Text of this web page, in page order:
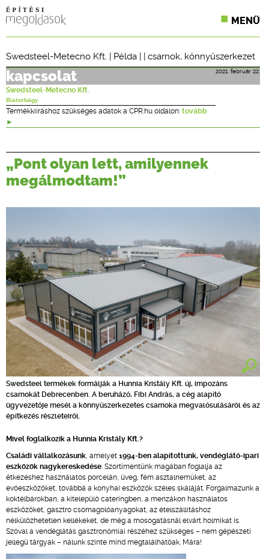
MENÜ
ÉPÍTÉSI JOG
ONLINE KÉPZÉSEK
TERVEZÉSI SEGÉDLETEK
Swedsteel-Metecno Kft. | Példa | | csarnok, könnyűszerkezet
2021. február 22.
kapcsolat
Swedsteel-Metecno Kft.
Biatorbágy
Termékkiíráshoz szükséges adatok a CPR.hu oldalon: tovább
„Pont olyan lett, amilyennek
megálmodtam!”
Swedsteel termékek formálják a Hunnia Kristály Kft. új, impozáns
csarnokát Debrecenben. A beruházó, Fibi András, a cég alapító
ügyvezetője mesél a könnyűszerkezetes csarnoka megvalósulásáról és az
építkezés részleteiről.
Mivel foglalkozik a Hunnia Kristály Kft.?
Családi vállalkozásunk, amelyet 1994-ben alapítottunk, vendéglátó-ipari
eszközök nagykereskedése. Szortimentünk magában foglalja az
étkezéshez használatos porcelán, üveg, fém asztalneműket, az
evőeszközöket, továbbá a konyhai eszközök széles skáláját. Forgalmazunk a
koktélbárokban, a kitelepülő cateringben, a menzákon használatos
eszközöket, gasztro csomagolóanyagokat, az ételszállításhoz
nélkülözhetetlen kellékeket, de még a mosogatásnál elvárt holmikat is.
Szóval a vendéglátás gasztronómiai részéhez szükséges – nem gépészeti
jellegű tárgyak – nálunk szinte mind megtalálhatóak. Mára!